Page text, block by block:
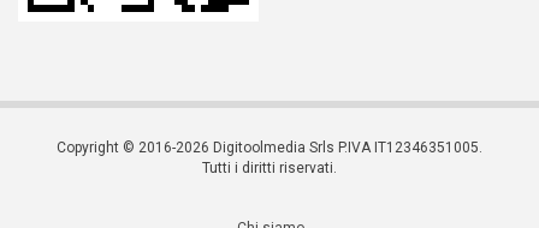
Copyright © 2016-2026 Digitoolmedia Srls P.IVA IT12346351005.
Tutti i diritti riservati.